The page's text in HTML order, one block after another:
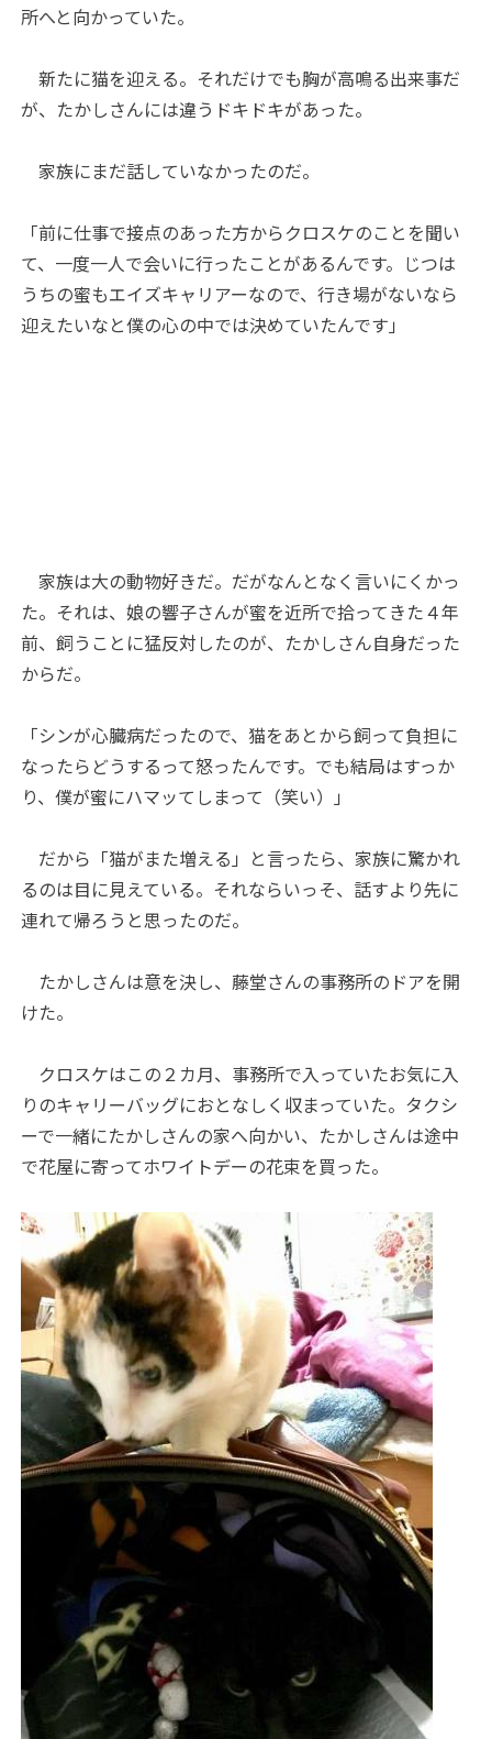
所へと向かっていた。
新たに猫を迎える。それだけでも胸が高鳴る出来事だ
が、たかしさんには違うドキドキがあった。
家族にまだ話していなかったのだ。
「前に仕事で接点のあった方からクロスケのことを聞い
て、一度一人で会いに行ったことがあるんです。じつは
うちの蜜もエイズキャリアーなので、行き場がないなら
迎えたいなと僕の心の中では決めていたんです」
家族は大の動物好きだ。だがなんとなく言いにくかっ
た。それは、娘の響子さんが蜜を近所で拾ってきた４年
前、飼うことに猛反対したのが、たかしさん自身だった
からだ。
「シンが心臓病だったので、猫をあとから飼って負担に
なったらどうするって怒ったんです。でも結局はすっか
り、僕が蜜にハマッてしまって（笑い）」
だから「猫がまた増える」と言ったら、家族に驚かれ
るのは目に見えている。それならいっそ、話すより先に
連れて帰ろうと思ったのだ。
たかしさんは意を決し、藤堂さんの事務所のドアを開
けた。
クロスケはこの２カ月、事務所で入っていたお気に入
りのキャリーバッグにおとなしく収まっていた。タクシ
ーで一緒にたかしさんの家へ向かい、たかしさんは途中
で花屋に寄ってホワイトデーの花束を買った。